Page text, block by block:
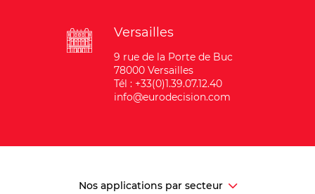
Versailles
9 rue de la Porte de Buc
78000 Versailles
Tél : +33(0)1.39.07.12.40
info@eurodecision.com
Nos applications par secteur